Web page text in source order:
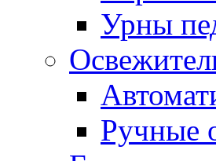
Урны
Ручные